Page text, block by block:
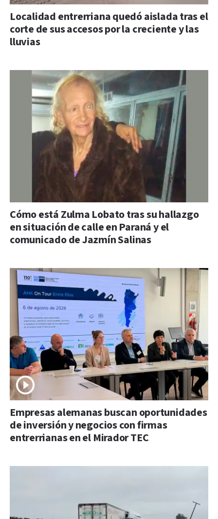
Localidad entrerriana quedó aislada tras el
corte de sus accesos por la creciente y las
lluvias
Cómo está Zulma Lobato tras su hallazgo
en situación de calle en Paraná y el
comunicado de Jazmín Salinas
Empresas alemanas buscan oportunidades
de inversión y negocios con firmas
entrerrianas en el Mirador TEC